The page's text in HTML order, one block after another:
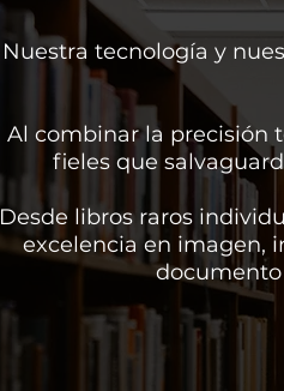
Nuestra tecnología y
Al combinar la precisión
fieles que
Desde libros raros
excelencia en imagen,